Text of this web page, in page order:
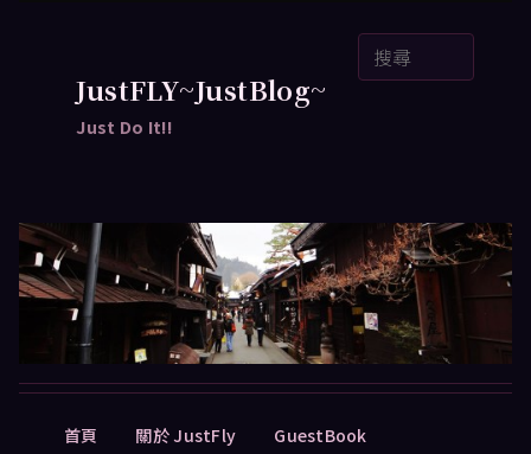
JustFLY~JustBlog~
Just Do It!!
首頁 關於 JustFly GuestBook